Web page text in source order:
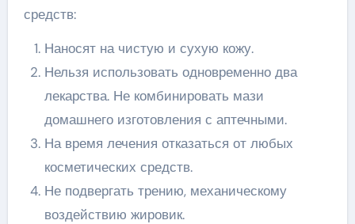
средств:
Наносят на чистую и сухую кожу.
Нельзя использовать одновременно два
лекарства. Не комбинировать мази
домашнего изготовления с аптечными.
На время лечения отказаться от любых
косметических средств.
Не подвергать трению, механическому
воздействию жировик.